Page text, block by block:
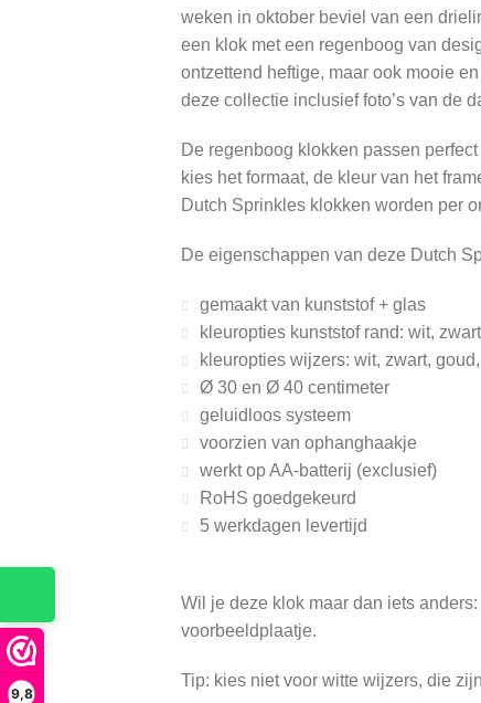
9,8
weken in oktober beviel van een
een klok met een regenboog van
ontzettend heftige, maar ook mooie
deze collectie inclusief foto’s van de
De regenboog klokken passen
kies het formaat, de kleur van het
Dutch Sprinkles klokken worden per
De eigenschappen van deze Dutch
gemaakt van kunststof + glas
kleuropties kunststof rand: wit,
kleuropties wijzers: wit, zwart,
Ø 30 en Ø 40 centimeter
geluidloos systeem
voorzien van ophanghaakje
werkt op AA-batterij (exclusief)
RoHS goedgekeurd
5 werkdagen levertijd
Wil je deze klok maar dan iets
voorbeeldplaatje.
Tip: kies niet voor witte wijzers, die